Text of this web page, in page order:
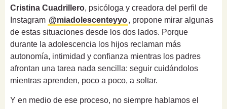
Cristina Cuadrillero, psicóloga y creadora del perfil de
Instagram @miadolescenteyyo, propone mirar algunas
de estas situaciones desde los dos lados. Porque
durante la adolescencia los hijos reclaman más
autonomía, intimidad y confianza mientras los padres
afrontan una tarea nada sencilla: seguir cuidándolos
mientras aprenden, poco a poco, a soltar.
Y en medio de ese proceso, no siempre hablamos el